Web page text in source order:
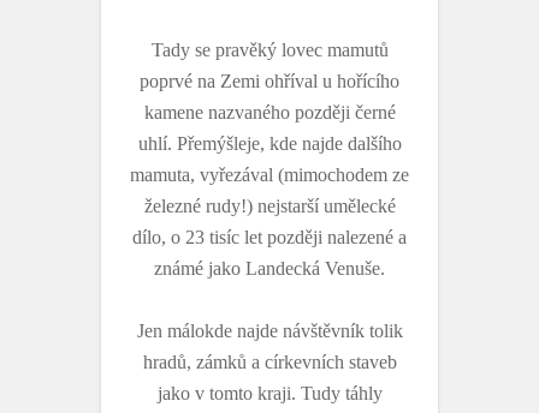
Tady se pravěký lovec mamutů
poprvé na Zemi ohříval u hořícího
kamene nazvaného později černé
uhlí. Přemýšleje, kde najde dalšího
mamuta, vyřezával (mimochodem ze
železné rudy!) nejstarší umělecké
dílo, o 23 tisíc let později nalezené a
známé jako Landecká Venuše.
Jen málokde najde návštěvník tolik
hradů, zámků a církevních staveb
jako v tomto kraji. Tudy táhly